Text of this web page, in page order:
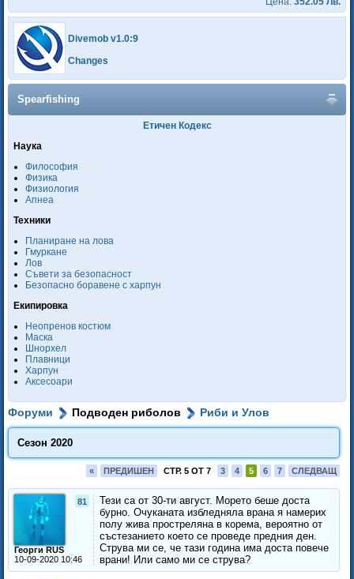
Divemob v1.0:9
Changes
Spearfishing
Етичен Кодекс
Наука
Философия
Физика
Физиология
Апнеа
Техники
Планиране на лова
Гмуркане
Лов
Съвети за безопасност
Безопасно боравене с харпун
Екипировка
Неопренов костюм
Маска
Шнорхел
Плавници
Харпун
Аксесоари
Форуми Подводен риболов Риби и Улов
Сезон 2020
« ПРЕДИШЕН СТР. 5 ОТ 7 3 4 5 6 7 СЛЕДВАЩ
81
Георги RUS
10-09-2020 10:46
Тези са от 30-ти август. Морето беше доста
бурно. Очуканата избледняла врана я намерих
полу жива простреляна в корема, вероятно от
състезанието което се проведе предния ден.
Струва ми се, че тази година има доста повече
врани! Или само ми се струва?